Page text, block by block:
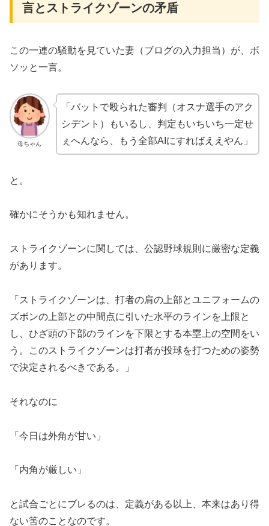
言とストライクゾーンの矛盾
​この一連の騒動を見ていた妻（ブログの入力担当）が、ボ
ソッと一言。
母ちゃん
「バットで殴られた審判（オスナ選手のアク
シデント）もいるし、判定もいちいち一定せ
ぇへんなら、もう全部AIにすればええやん」
と。
​確かにそうかも知れません。
ストライクゾーンに関しては、公認野球規則に厳密な定義
があります。
「ストライクゾーンは、打者の肩の上部とユニフォームの
ズボンの上部との中間点に引いた水平のラインを上限と
し、ひざ頭の下部のラインを下限とする本塁上の空間をい
う。このストライクゾーンは打者が投球を打つための姿勢
で決定されるべきである。」
それなのに
「今日は外角が甘い」
「内角が厳しい」
と試合ごとにブレるのは、定義がある以上、本来はあり得
ない筈のことなのです。